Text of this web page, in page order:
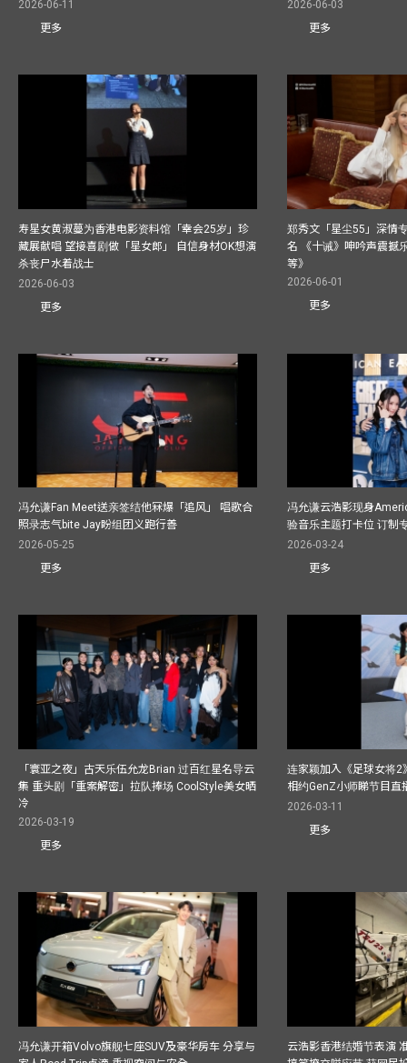
2026-06-11
更多
2026-06-03
更多
寿星女黄淑蔓为香港电影资料馆「幸会25岁」珍
藏展献唱 望接喜剧做「星女郎」 自信身材OK想演
杀丧尸水着战士
2026-06-03
更多
郑秀文「星尘55」深情
名 《十诫》呻吟声震撼
等》
2026-06-01
更多
冯允谦Fan Meet送亲签结他冧爆「追风」 唱歌合
照录志气bite Jay盼组团义跑行善
2026-05-25
更多
冯允谦云浩影现身
验音乐主题打卡位 订制
2026-03-24
更多
「寰亚之夜」古天乐伍允龙Brian 过百红星名导云
集 重头剧「重案解密」拉队捧场 CoolStyle美女晒
冷
2026-03-19
更多
连家颖加入《足球女将
相约GenZ小师睇节目直
2026-03-11
更多
冯允谦开箱Volvo旗舰七座SUV及豪华房车 分享与
云浩影香港结婚节表演